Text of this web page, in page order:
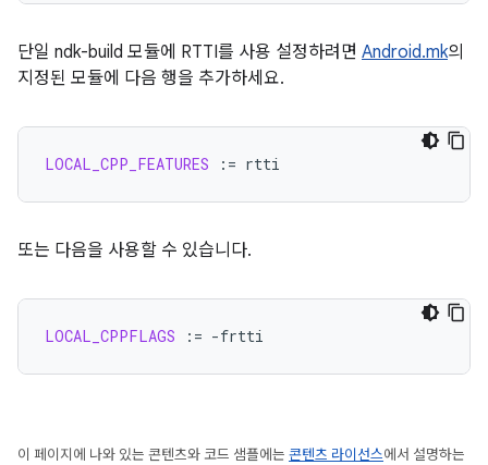
단일 ndk-build 모듈에 RTTI를 사용 설정하려면 Android.mk의
지정된 모듈에 다음 행을 추가하세요.
LOCAL_CPP_FEATURES :=
또는 다음을 사용할 수 있습니다.
LOCAL_CPPFLAGS :=
이 페이지에 나와 있는 콘텐츠와 코드 샘플에는 콘텐츠 라이선스에서 설명하는